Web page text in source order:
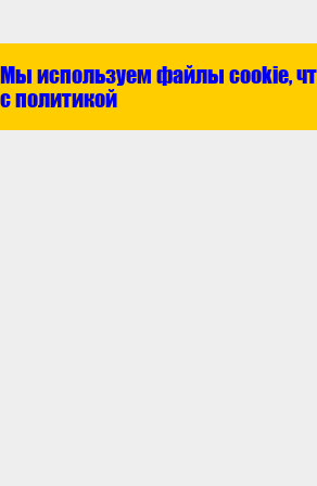
Мы используем файлы cookie,
с политикой